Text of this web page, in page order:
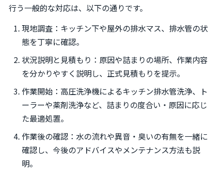
行う一般的な対応は、以下の通りです。
現地調査：キッチン下や屋外の排水マス、排水管の状
態を丁寧に確認。
状況説明と見積もり：原因や詰まりの場所、作業内容
を分かりやすく説明し、正式見積もりを提示。
作業開始：高圧洗浄機によるキッチン排水管洗浄、ト
ーラーや薬剤洗浄など、詰まりの度合い・原因に応じ
た最適処置。
作業後の確認：水の流れや異音・臭いの有無を一緒に
確認し、今後のアドバイスやメンテナンス方法も説
明。